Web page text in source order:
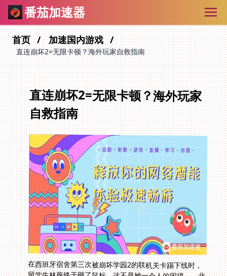
番茄加速器
首页 加速国内游戏
直连崩坏2=无限卡顿？海外玩家自救指南
直连崩坏2=无限卡顿？海外玩家
自救指南
在西班牙宿舍第三次被崩坏学园2的联机关卡踢下线时，
留学生林薇终于砸了鼠标。这不是她一个人的困境——北
美上班族深夜打开永劫无间300ms的延迟红标，澳洲华人
用手机开装甲战争时人物飘移的魔幻走位，都在印证着物
理距离的残酷。当海底光缆抖动碰上国内游戏服务器的区
域限制，"国外玩崩坏学园2加速器"已成为海外党打开国